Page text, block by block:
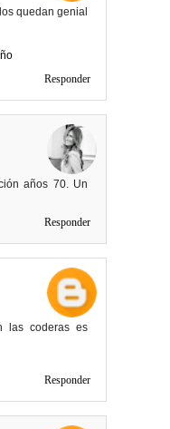
quedan genial
Responder
años 70. Un
Responder
las coderas es
Responder